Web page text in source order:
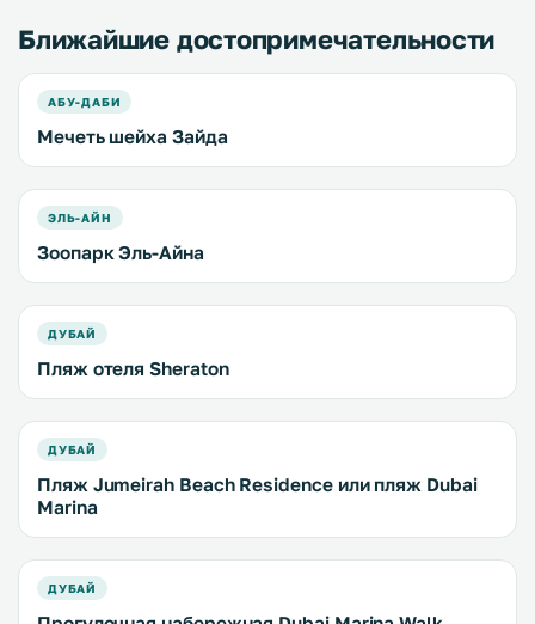
Ближайшие достопримечательности
АБУ-ДАБИ
Мечеть шейха Зайда
ЭЛЬ-АЙН
Зоопарк Эль-Айна
ДУБАЙ
Пляж отеля Sheraton
ДУБАЙ
Пляж Jumeirah Beach Residence или пляж Dubai
Marina
ДУБАЙ